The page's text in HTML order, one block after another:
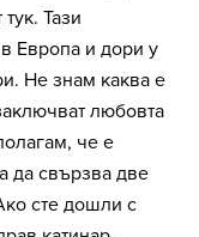
Тази
Европа и дори у
Не знам каква е
любовта
че е
да свързва две
сте дошли с